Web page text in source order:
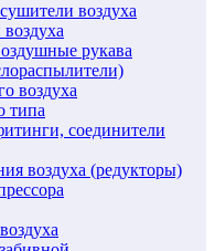
воздуха
рукава
воздуха
типа
соединители
воздуха (редукторы)